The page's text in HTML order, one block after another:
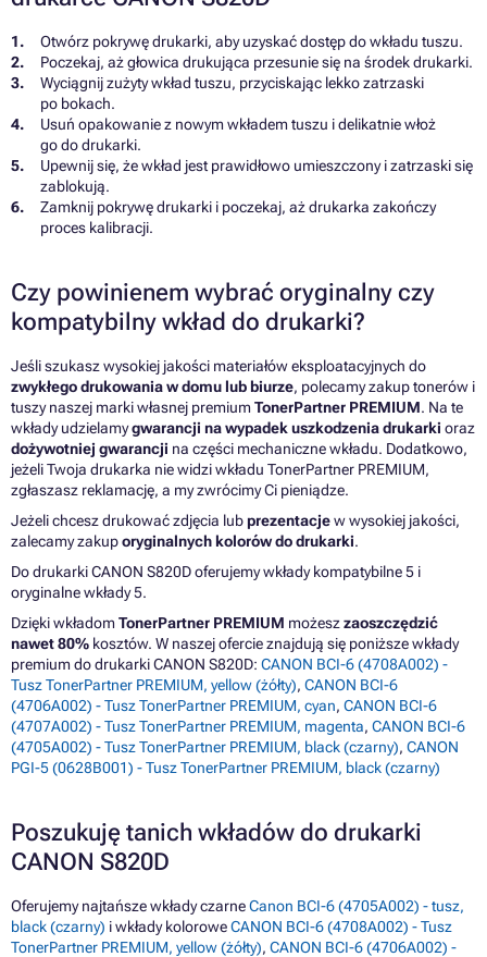
Otwórz pokrywę drukarki, aby uzyskać dostęp do wkładu tuszu.
Poczekaj, aż głowica drukująca przesunie się na środek drukarki.
Wyciągnij zużyty wkład tuszu, przyciskając lekko zatrzaski
po bokach.
Usuń opakowanie z nowym wkładem tuszu i delikatnie włoż
go do drukarki.
Upewnij się, że wkład jest prawidłowo umieszczony i zatrzaski się
zablokują.
Zamknij pokrywę drukarki i poczekaj, aż drukarka zakończy
proces kalibracji.
Czy powinienem wybrać oryginalny czy
kompatybilny wkład do drukarki?
Jeśli szukasz wysokiej jakości materiałów eksploatacyjnych do
zwykłego drukowania w domu lub biurze, polecamy zakup tonerów i
tuszy naszej marki własnej premiumTonerPartner PREMIUM. Na te
wkłady udzielamygwarancji na wypadek uszkodzenia drukarki oraz
dożywotniej gwarancji na części mechaniczne wkładu. Dodatkowo,
jeżeli Twoja drukarka nie widzi wkładu TonerPartner PREMIUM,
zgłaszasz reklamację, a my zwrócimy Ci pieniądze.
Jeżeli chcesz drukować zdjęcia lubprezentacjew wysokiej jakości,
zalecamy zakuporyginalnych kolorów do drukarki.
Do drukarki CANON S820D oferujemy wkłady kompatybilne 5 i
oryginalne wkłady 5.
Dzięki wkładomTonerPartner PREMIUM możeszzaoszczędzić
nawet 80% kosztów. W naszej ofercie znajdują się poniższe wkłady
premium do drukarki CANON S820D: CANON BCI-6 (4708A002) -
Tusz TonerPartner PREMIUM, yellow (żółty), CANON BCI-6
(4706A002) - Tusz TonerPartner PREMIUM, cyan, CANON BCI-6
(4707A002) - Tusz TonerPartner PREMIUM, magenta, CANON BCI-6
(4705A002) - Tusz TonerPartner PREMIUM, black (czarny), CANON
PGI-5 (0628B001) - Tusz TonerPartner PREMIUM, black (czarny)
Poszukuję tanich wkładów do drukarki
CANON S820D
Oferujemy najtańsze wkłady czarneCanon BCI-6 (4705A002) - tusz,
black (czarny) i wkłady koloroweCANON BCI-6 (4708A002) - Tusz
TonerPartner PREMIUM, yellow (żółty), CANON BCI-6 (4706A002) -